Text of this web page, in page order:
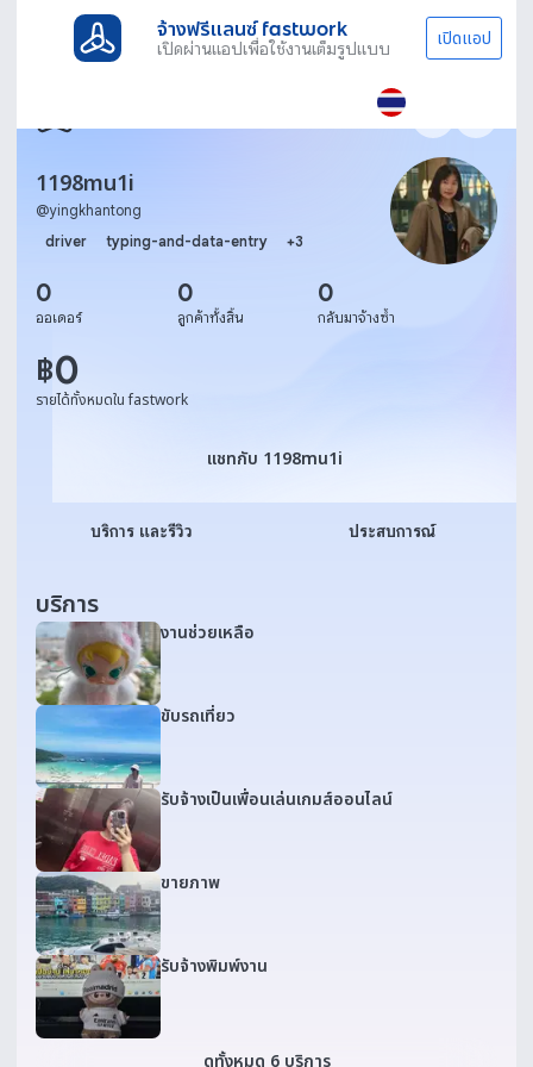
จ้างฟรีแลนซ์ fastwork
เปิดผ่านแอปเพื่อใช้งานเต็มรูปแบบ เปิดแอป
1198mu1i
@yingkhantong
driver
typing-and-data-entry +3
0
ออเดอร์
0
ลูกค้าทั้งสิ้น
0
กลับมาจ้างซ้ำ
฿0
รายได้ทั้งหมดใน fastwork
แชทกับ 1198mu1i
แชทกับ 1198mu1i
บริการ และรีวิว ประสบการณ์
บริการ
งานช่วยเหลือ
ขับรถเที่ยว
รับจ้างเป็นเพื่อนเล่นเกมส์ออนไลน์
ขายภาพ
รับจ้างพิมพ์งาน
ดูทั้งหมด 6 บริการ